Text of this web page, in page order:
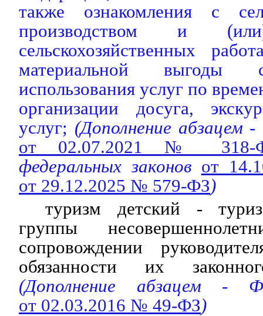
также ознакомления с
производством и
сельскохозяйственных
материальной выгоды
использования услуг по
организации досуга,
услуг; (Дополнение абзацем
от 02.07.2021 № 318-
федеральных законов от
от 29.12.2025 № 579-ФЗ)
туризм детский -
группы
сопровождении
обязанности их
(Дополнение абзацем -
от 02.03.2016 № 49-ФЗ)